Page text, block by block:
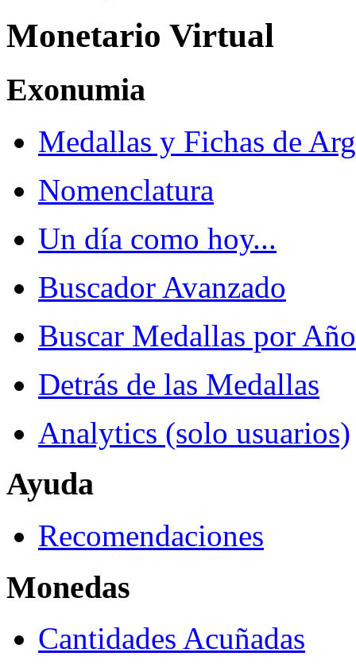
Monetario Virtual
Exonumia
Medallas y Fichas de
Nomenclatura
Un día como hoy...
Buscador Avanzado
Buscar Medallas por Año
Detrás de las Medallas
Analytics (solo usuarios)
Ayuda
Recomendaciones
Monedas
Cantidades Acuñadas